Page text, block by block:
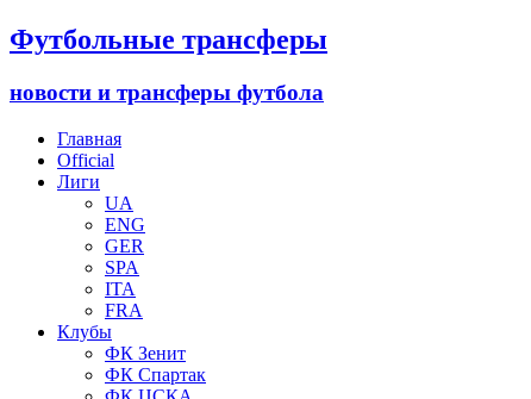
Футбольные трансферы
новости и трансферы футбола
Главная
Official
Лиги
UA
ENG
GER
SPA
ITA
FRA
Клубы
ФК Зенит
ФК Спартак